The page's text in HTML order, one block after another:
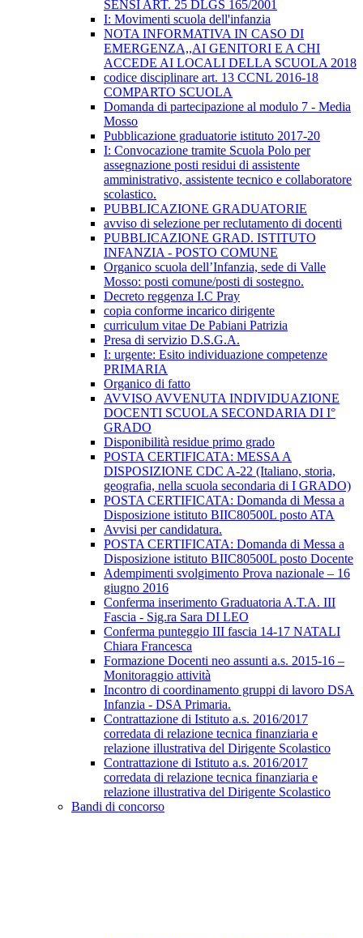
SENSI ART. 25 DLGS 165/2001
I: Movimenti scuola dell'infanzia
NOTA INFORMATIVA IN CASO DI
EMERGENZA,,AI GENITORI E A CHI
ACCEDE AI LOCALI DELLA SCUOLA 2018
codice disciplinare art. 13 CCNL 2016-18
COMPARTO SCUOLA
Domanda di partecipazione al modulo 7 - Media
Mosso
Pubblicazione graduatorie istituto 2017-20
I: Convocazione tramite Scuola Polo per
assegnazione posti residui di assistente
amministrativo, assistente tecnico e collaboratore
scolastico.
PUBBLICAZIONE GRADUATORIE
avviso di selezione per reclutamento di docenti
PUBBLICAZIONE GRAD. ISTITUTO
INFANZIA - POSTO COMUNE
Organico scuola dell’Infanzia, sede di Valle
Mosso: posti comune/posti di sostegno.
Decreto reggenza I.C Pray
copia conforme incarico dirigente
curriculum vitae De Pabiani Patrizia
Presa di servizio D.S.G.A.
I: urgente: Esito individuazione competenze
PRIMARIA
Organico di fatto
AVVISO AVVENUTA INDIVIDUAZIONE
DOCENTI SCUOLA SECONDARIA DI I°
GRADO
Disponibilità residue primo grado
POSTA CERTIFICATA: MESSA A
DISPOSIZIONE CDC A-22 (Italiano, storia,
geografia, nella scuola secondaria di I GRADO)
POSTA CERTIFICATA: Domanda di Messa a
Disposizione istituto BIIC80500L posto ATA
Avvisi per candidatura.
POSTA CERTIFICATA: Domanda di Messa a
Disposizione istituto BIIC80500L posto Docente
Adempimenti svolgimento Prova nazionale – 16
giugno 2016
Conferma inserimento Graduatoria A.T.A. III
Fascia - Sig.ra Sara DI LEO
Conferma punteggio III fascia 14-17 NATALI
Chiara Francesca
Formazione Docenti neo assunti a.s. 2015-16 –
Monitoraggio attività
Incontro di coordinamento gruppi di lavoro DSA
Infanzia - DSA Primaria.
Contrattazione di Istituto a.s. 2016/2017
corredata di relazione tecnica finanziaria e
relazione illustrativa del Dirigente Scolastico
Contrattazione di Istituto a.s. 2016/2017
corredata di relazione tecnica finanziaria e
relazione illustrativa del Dirigente Scolastico
Bandi di concorso